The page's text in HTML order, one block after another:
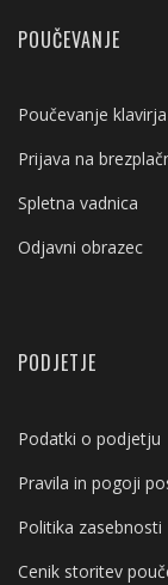
POUČEVANJE
Poučevanje klavirja
Prijava na
Spletna vadnica
Odjavni obrazec
PODJETJE
Podatki o podjetju
Pravila in pogoji
Politika zasebnosti
Cenik storitev